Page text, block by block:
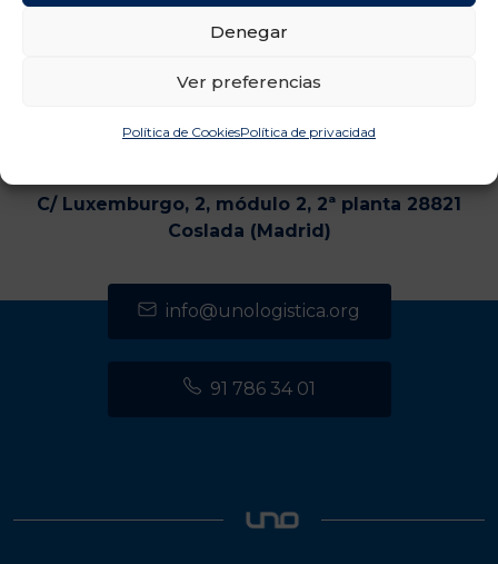
Denegar
Ver preferencias
Política de CookiesPolítica de privacidad
C/ Luxemburgo, 2, módulo 2, 2ª planta 28821
Coslada (Madrid)
info@unologistica.org
91 786 34 01